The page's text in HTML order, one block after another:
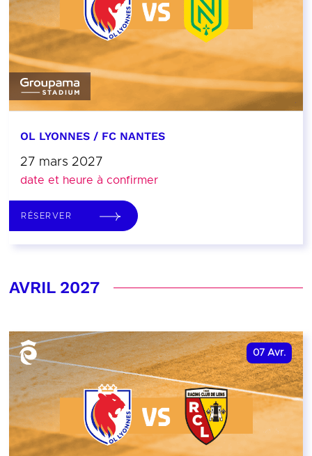
OL LYONNES / FC NANTES
27 mars 2027
date et heure à confirmer
RÉSERVER
AVRIL 2027
07 Avr.